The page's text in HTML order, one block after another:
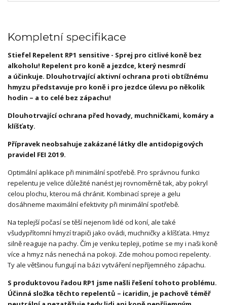
Kompletní specifikace
Stiefel Repelent RP1 sensitive - Sprej pro citlivé koně bez
alkoholu! Repelent pro koně a jezdce, který nesmrdí
a účinkuje. Dlouhotrvající aktivní ochrana proti obtížnému
hmyzu představuje pro koně i pro jezdce úlevu po několik
hodin – a to celé bez zápachu!
Dlouhotrvající ochrana před hovady, muchničkami, komáry a
klíšťaty.
Přípravek neobsahuje zakázané látky dle antidopigových
pravidel FEI 2019.
Optimální aplikace při minimální spotřebě. Pro správnou funkci
repelentu je velice důležité nanést jej rovnoměrně tak, aby pokryl
celou plochu, kterou má chránit. Kombinací spreje a gelu
dosáhneme maximální efektivity při minimální spotřebě.
Na teplejší počasí se těší nejenom lidé od koní, ale také
všudypřítomní hmyzí trapiči jako ovádi, muchničky a klíšťata. Hmyz
silně reaguje na pachy. Čím je venku tepleji, potíme se my i naši koně
více a hmyz nás nenechá na pokoji. Zde mohou pomoci repelenty.
Ty ale většinou fungují na bázi vytváření nepříjemného zápachu.
S produktovou řadou RP1 jsme našli řešení tohoto problému.
Účinná složka těchto repelentů – icaridin, je pachově téměř